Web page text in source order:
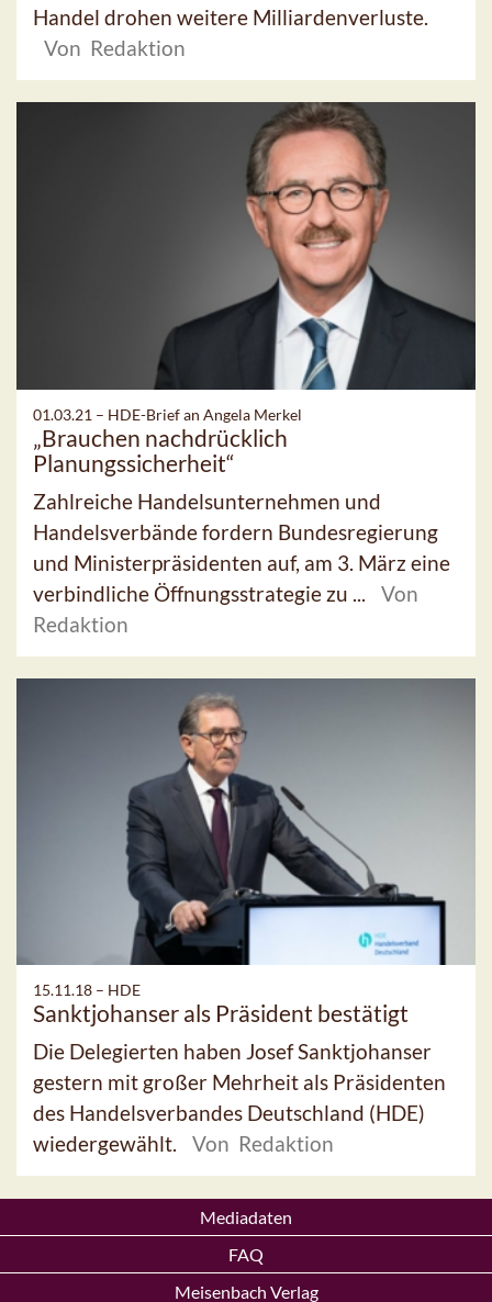
Handel drohen weitere Milliardenverluste.
Von Redaktion
01.03.21 – HDE-Brief an Angela Merkel
„Brauchen nachdrücklich
Planungssicherheit“
Zahlreiche Handelsunternehmen und
Handelsverbände fordern Bundesregierung
und Ministerpräsidenten auf, am 3. März eine
verbindliche Öffnungsstrategie zu ...
Von
Redaktion
15.11.18 – HDE
Sanktjohanser als Präsident bestätigt
Die Delegierten haben Josef Sanktjohanser
gestern mit großer Mehrheit als Präsidenten
des Handelsverbandes Deutschland (HDE)
wiedergewählt.
Von Redaktion
Mediadaten
FAQ
Meisenbach Verlag